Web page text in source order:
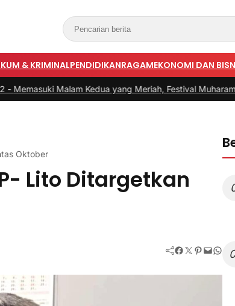
& KRIMINALPENDIDIKANRAGAMEKONOMI DAN
Kedua yang Meriah, Festival Muharam-Bulan Bung
Oktober
Lito Ditargetkan
Facebook Twitter Pinterest Mail WhatsApp